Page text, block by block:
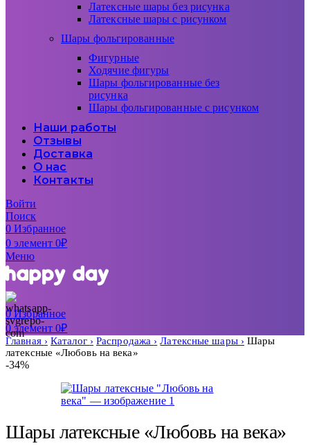
Латексные шары без рисунка
Латексные шары с рисунком
Шары фольгированные
Фигурные
Ходячие фигуры
Шары фольгированные без
рисунка
Шары фольгированные с рисунком
Наши работы
Отзывы
Доставка
О нас
Контакты
Войти
Поиск
0Избранное
0элемент 0₽
Меню
0Избранное
0элемент 0₽
Главная Каталог Распродажа Латексные шары
Шары
латексные «Любовь на века»
-34%
Шары латексные «Любовь на века»